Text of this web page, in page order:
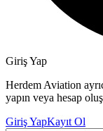
Giriş Yap
Herdem Aviation
yapın veya hesap
Giriş YapKayıt Ol